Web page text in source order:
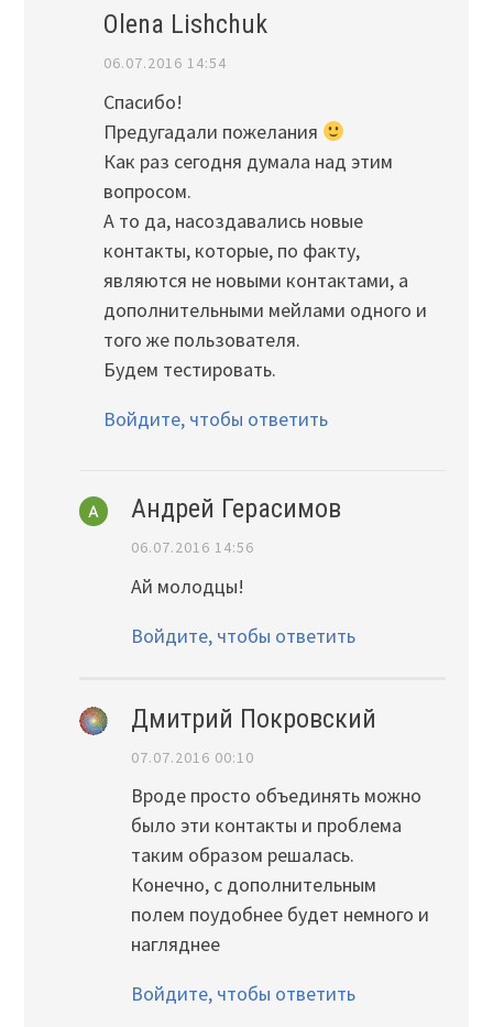
Olena Lishchuk
06.07.2016 14:54
Спасибо!
Предугадали пожелания
Как раз сегодня думала над этим
вопросом.
А то да, насоздавались новые
контакты, которые, по факту,
являются не новыми контактами, а
дополнительными мейлами одного и
того же пользователя.
Будем тестировать.
Войдите, чтобы ответить
Андрей Герасимов
06.07.2016 14:56
Ай молодцы!
Войдите, чтобы ответить
Дмитрий Покровский
07.07.2016 00:10
Вроде просто объединять можно
было эти контакты и проблема
таким образом решалась.
Конечно, с дополнительным
полем поудобнее будет немного и
нагляднее
Войдите, чтобы ответить